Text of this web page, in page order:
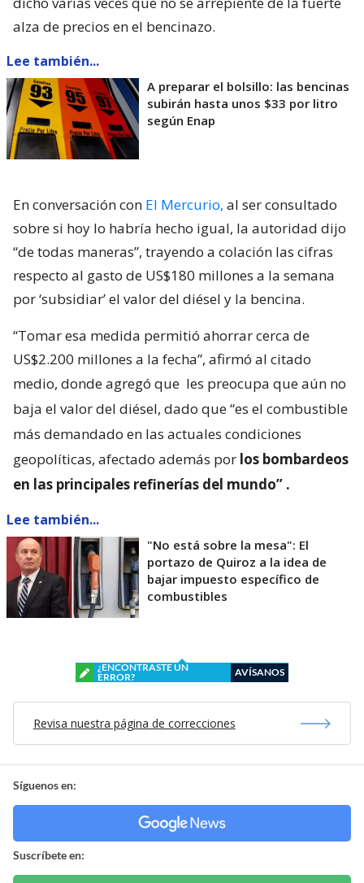
alza de precios en el bencinazo.
Lee también...
A preparar el bolsillo: las bencinas
subirán hasta unos $33 por litro
según Enap
En conversación con El Mercurio, al ser consultado
sobre si hoy lo habría hecho igual, la autoridad dijo
“de todas maneras”, trayendo a colación las cifras
respecto al gasto de US$180 millones a la semana
por ‘subsidiar’ el valor del diésel y la bencina.
“Tomar esa medida permitió ahorrar cerca de
US$2.200 millones a la fecha”, afirmó al citado
medio, donde agregó que les preocupa que aún no
baja el valor del diésel, dado que “es el combustible
más demandado en las actuales condiciones
geopolíticas, afectado además por los bombardeos
en las principales refinerías del mundo” .
Lee también...
"No está sobre la mesa": El
portazo de Quiroz a la idea de
bajar impuesto específico de
combustibles
¿ENCONTRASTE UN
ERROR?
AVÍSANOS
Revisa nuestra página de correcciones
Síguenos en:
Suscríbete en: